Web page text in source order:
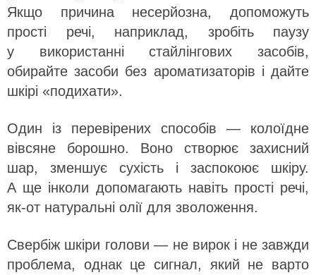
Якщо причина несерйозна, допоможуть
прості речі, наприклад, зробіть паузу
у використанні стайлінгових засобів,
обирайте засоби без ароматизаторів і дайте
шкірі «подихати».
Один із перевірених способів — колоїдне
вівсяне борошно. Воно створює захисний
шар, зменшує сухість і заспокоює шкіру.
А ще інколи допомагають навіть прості речі,
як-от натуральні олії для зволоження.
Свербіж шкіри голови — не вирок і не завжди
проблема, однак це сигнал, який не варто